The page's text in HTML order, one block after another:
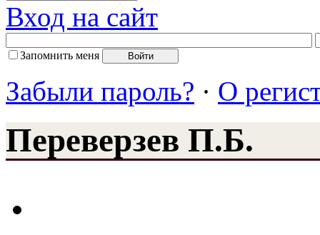
Вход на сайт
Запомнить меня
Забыли пароль? · О
Переверзев П.Б.